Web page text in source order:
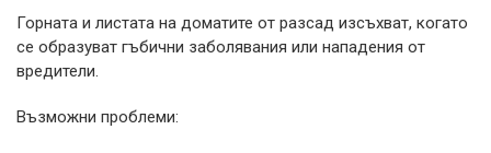
Горната и листата на доматите от разсад изсъхват, когато
се образуват гъбични заболявания или нападения от
вредители.
Възможни проблеми: